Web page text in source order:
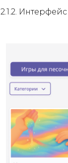
2.1.2.